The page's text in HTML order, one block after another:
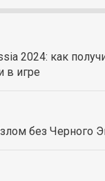
2024: как
в игре
без Черного